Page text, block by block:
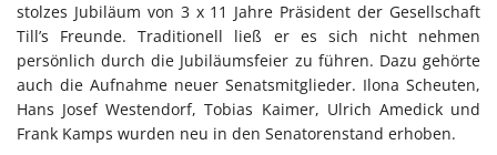
stolzes Jubiläum von 3 x 11 Jahre Präsident der Gesellschaft
Till’s Freunde. Traditionell ließ er es sich nicht nehmen
persönlich durch die Jubiläumsfeier zu führen. Dazu gehörte
auch die Aufnahme neuer Senatsmitglieder. Ilona Scheuten,
Hans Josef Westendorf, Tobias Kaimer, Ulrich Amedick und
Frank Kamps wurden neu in den Senatorenstand erhoben.